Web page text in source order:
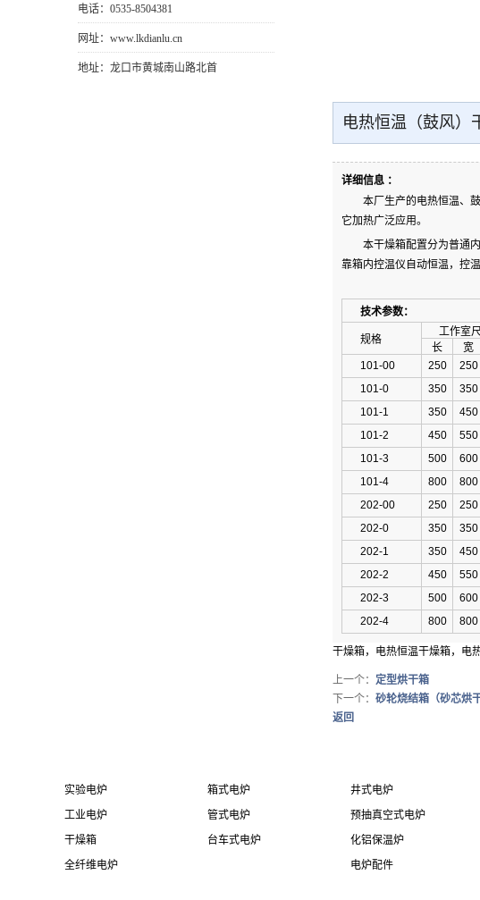
电话：0535-8504381
网址：www.lkdianlu.cn
地址：龙口市黄城南山路北首
电热恒温（鼓风）
详细信息 ：
本厂生产的电热恒温、
它加热广泛应用。
本干燥箱配置分为普通
靠箱内控温仪自动恒温，控
技术参数：
规格
工作室
长 宽
101-00
250 250
101-0
350 350
101-1
350 450
101-2
450 550
101-3
500 600
101-4
800 800
202-00
250 250
202-0
350 350
202-1
350 450
202-2
450 550
202-3
500 600
202-4
800 800
干燥箱，电热恒温干燥箱，电
上一个： 定型烘干箱
下一个： 砂轮烧结箱（砂芯烘干
返回
实验电炉
工业电炉
干燥箱
全纤维电炉
箱式电炉
管式电炉
台车式电炉
井式电炉
预抽真空式电炉
化铝保温炉
电炉配件